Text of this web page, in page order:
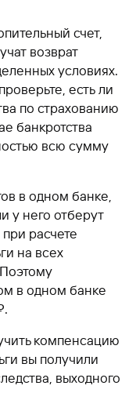
счет,
возврат
условиях.
есть ли
по страхованию
банкротства
всю сумму
в одном банке,
у него отберут
расчете
на всех
в одном банке
компенсацию
вы получили
выходного